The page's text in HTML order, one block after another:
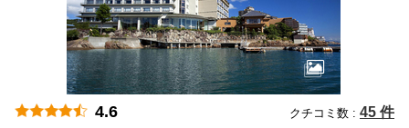
4.6 クチコミ数 : 45 件